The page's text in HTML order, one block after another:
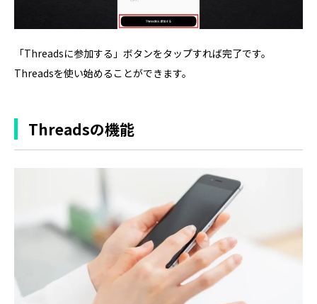
「Threadsに参加する」ボタンをタップすれば完了です。
Threadsを使い始めることができます。
Threadsの機能